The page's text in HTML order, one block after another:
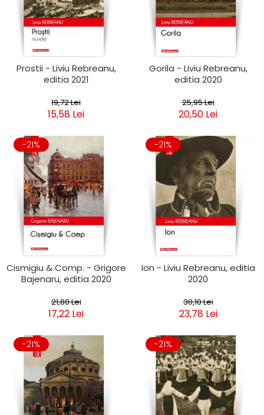
Clasica
Contemporana
Moderna
Romana
Universala
Universala
Publicistica / Reportaje / Interviuri
Stiinte umaniste
Istorie
Sociologie si filozofie
Prostii - Liviu Rebreanu,
editia 2021
19,72 Lei
15,58 Lei
Gorila - Liviu Rebreanu,
editia 2020
25,95 Lei
20,50 Lei
-21%
Cismigiu & Comp. - Grigore
Bajenaru, editia 2020
21,80 Lei
17,22 Lei
-21%
Ion - Liviu Rebreanu, editia
2020
30,10 Lei
23,78 Lei
-21% -21%